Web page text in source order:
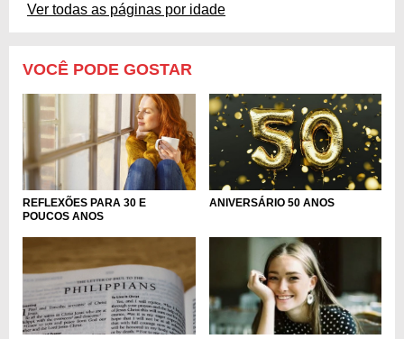
Ver todas as páginas por idade
VOCÊ PODE GOSTAR
REFLEXÕES PARA 30 E
POUCOS ANOS
ANIVERSÁRIO 50 ANOS